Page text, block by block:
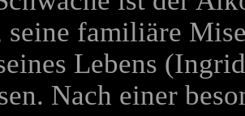
seine familiäre
Lebens
Nach einer